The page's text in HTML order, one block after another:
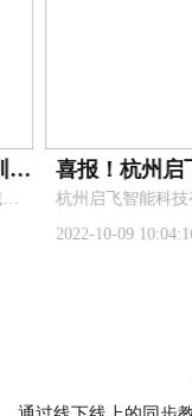
浙江省农业百人植保无人机操作员百人培训圆满完成
杭州启飞智能科
2022-10-09